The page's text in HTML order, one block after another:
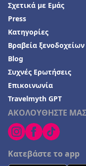
Ξενοδοχεία στη
Ξενοδοχεία στη
Ξενοδοχεία στο
Ξενοδοχεία στο
Ξενοδοχεία στα
Ξενοδοχεία στη
Ξενοδοχεία στον
Ξενοδοχεία στο
Ξενοδοχεία σε
ΑΚΟΛΟΥΘΗΣΤΕ ΜΑΣ
Κατεβάστε το app
Σχετικά με Εμάς
Press
Κατηγορίες
Βραβεία ξενοδοχείων
Blog
Συχνές Ερωτήσεις
Επικοινωνία
Travelmyth GPT